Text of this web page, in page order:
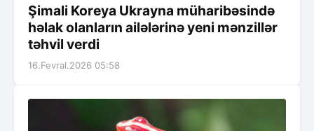
Şimali Koreya Ukrayna müharibəsində
həlak olanların ailələrinə yeni mənzillər
təhvil verdi
16.Fevral.2026 05:58